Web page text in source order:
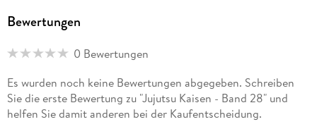
Bewertungen
0 Bewertungen
Es wurden noch keine Bewertungen abgegeben. Schreiben
Sie die erste Bewertung zu "Jujutsu Kaisen - Band 28" und
helfen Sie damit anderen bei der Kaufentscheidung.